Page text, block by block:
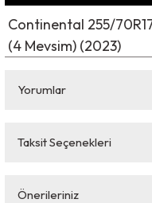
Continental 255/
(4 Mevsim) (2023)
Yorumlar
Bu ürüne
Taksit Seçenekleri
Önerileriniz